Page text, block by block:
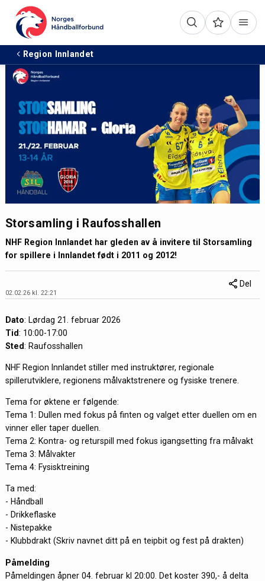
Region Innlandet
Storsamling i Raufosshallen
NHF Region Innlandet har gleden av å invitere til Storsamling
for spillere i Innlandet født i 2011 og 2012!
02.02.26 kl. 22:21
Del
Dato: Lørdag 21. februar 2026
Tid: 10:00-17:00
Sted: Raufosshallen
NHF Region Innlandet stiller med instruktører, regionale
spillerutviklere, regionens målvaktstrenere og fysiske trenere.
Tema for øktene er følgende:
Tema 1: Dullen med fokus på finten og valget etter duellen om en
vinner eller taper duellen.
Tema 2: Kontra- og returspill med fokus igangsetting fra målvakt
Tema 3: Målvakter
Tema 4: Fysisktreining
Ta med:
- Håndball
- Drikkeflaske
- Nistepakke
- Klubbdrakt (Skriv navnet ditt på en teipbit og fest på drakten)
Påmelding
Påmeldingen åpner 04. februar kl 20:00. Det koster 390,- å delta